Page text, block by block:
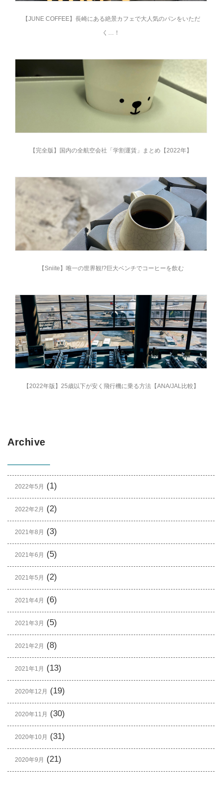
【JUNE COFFEE】長崎にある絶景カフェで大人気のパンをいただ
く…！
【完全版】国内の全航空会社「学割運賃」まとめ【2022年】
【Sniite】唯一の世界観!?巨大ベンチでコーヒーを飲む
【2022年版】25歳以下が安く飛行機に乗る方法【ANA/JAL比較】
Archive
2022年5月 (1)
2022年2月 (2)
2021年8月 (3)
2021年6月 (5)
2021年5月 (2)
2021年4月 (6)
2021年3月 (5)
2021年2月 (8)
2021年1月 (13)
2020年12月 (19)
2020年11月 (30)
2020年10月 (31)
2020年9月 (21)